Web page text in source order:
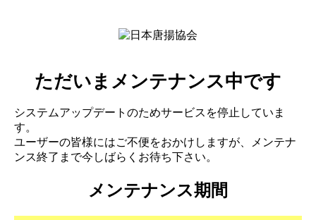
ただいまメンテナンス中です
システムアップデートのためサービスを停止していま
す。
ユーザーの皆様にはご不便をおかけしますが、メンテナ
ンス終了まで今しばらくお待ち下さい。
メンテナンス期間